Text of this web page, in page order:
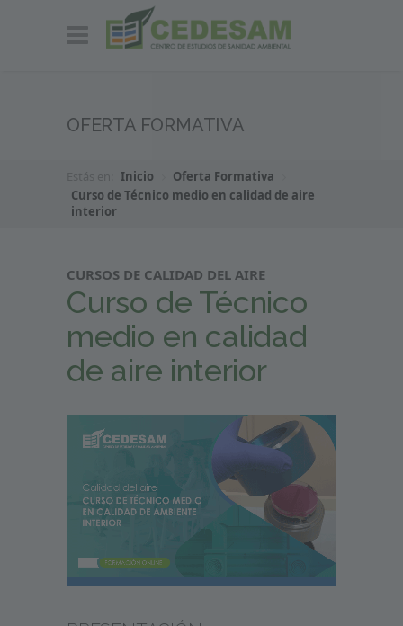
OFERTA FORMATIVA
Inicio
Oferta Formativa
Curso de Técnico medio en calidad de aire
interior
CURSOS DE CALIDAD DEL AIRE
Curso de Técnico
medio en calidad
de aire interior